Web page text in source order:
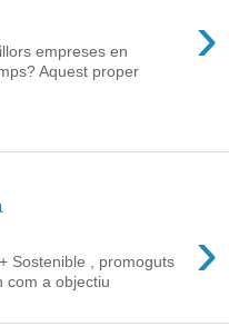
›
empreses en
Aquest proper
›
Sostenible , promoguts
com a objectiu